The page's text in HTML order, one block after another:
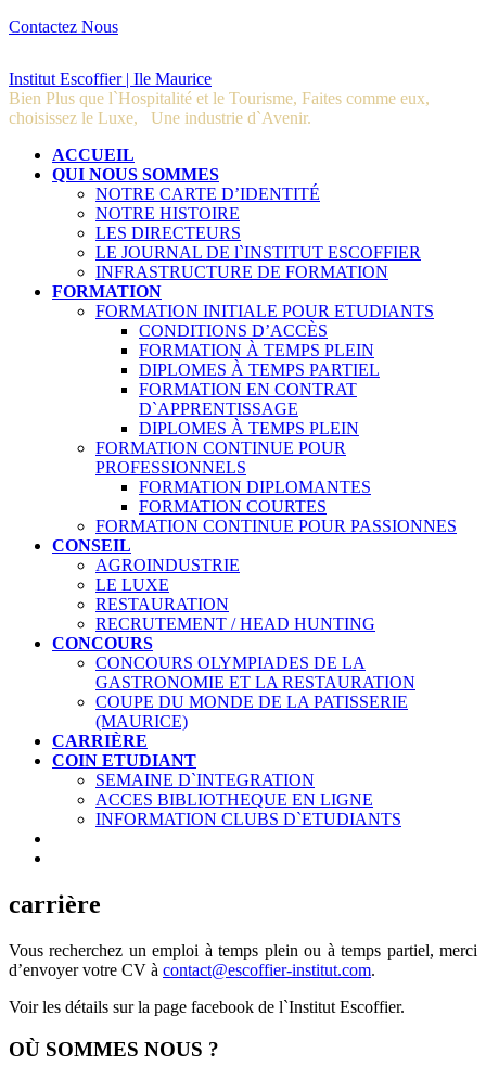
Contactez Nous
Institut Escoffier | Ile Maurice
Bien Plus que l`Hospitalité et le Tourisme, Faites comme eux,
choisissez le Luxe, Une industrie d`Avenir.
ACCUEIL
QUI NOUS SOMMES
NOTRE CARTE D’IDENTITÉ
NOTRE HISTOIRE
LES DIRECTEURS
LE JOURNAL DE l`INSTITUT ESCOFFIER
INFRASTRUCTURE DE FORMATION
FORMATION
FORMATION INITIALE POUR ETUDIANTS
CONDITIONS D’ACCÈS
FORMATION À TEMPS PLEIN
DIPLOMES À TEMPS PARTIEL
FORMATION EN CONTRAT
D`APPRENTISSAGE
DIPLOMES À TEMPS PLEIN
FORMATION CONTINUE POUR
PROFESSIONNELS
FORMATION DIPLOMANTES
FORMATION COURTES
FORMATION CONTINUE POUR PASSIONNES
CONSEIL
AGROINDUSTRIE
LE LUXE
RESTAURATION
RECRUTEMENT / HEAD HUNTING
CONCOURS
CONCOURS OLYMPIADES DE LA
GASTRONOMIE ET LA RESTAURATION
COUPE DU MONDE DE LA PATISSERIE
(MAURICE)
CARRIÈRE
COIN ETUDIANT
SEMAINE D`INTEGRATION
ACCES BIBLIOTHEQUE EN LIGNE
INFORMATION CLUBS D`ETUDIANTS
carrière
Vous recherchez un emploi à temps plein ou à temps partiel, merci
d’envoyer votre CV à contact@escoffier-institut.com.
Voir les détails sur la page facebook de l`Institut Escoffier.
OÙ SOMMES NOUS ?